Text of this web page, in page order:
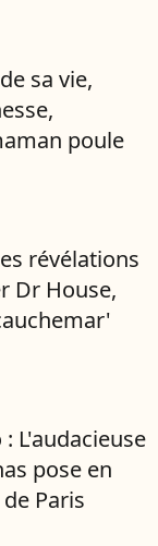
sa vie,
poule
révélations
Dr House,
L'audacieuse
pose en
Paris